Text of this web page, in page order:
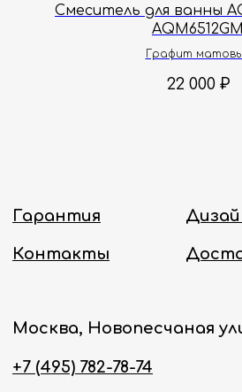
Смеситель для ванны
AQM6512GM
Графит
22 000 ₽